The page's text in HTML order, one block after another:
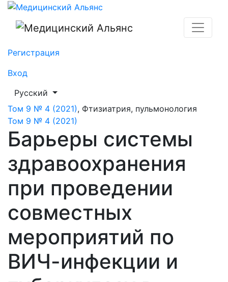
Барьеры системы здравоохранения при
Регистрация
Вход
##plugins.themes.healthSciences.language.toggle##
Русский
Том 9 № 4 (2021), Фтизиатрия, пульмонология
Том 9 № 4 (2021)
Барьеры системы
здравоохранения
при проведении
совместных
мероприятий по
ВИЧ-инфекции и